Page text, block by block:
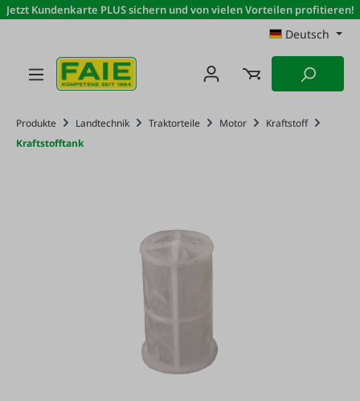
Zum Hauptinhalt springen
Jetzt Kundenkarte PLUS sichern und von vielen Vorteilen profitieren!
Deutsch
Produkte Landtechnik Traktorteile Motor
Kraftstoff
Kraftstofftank